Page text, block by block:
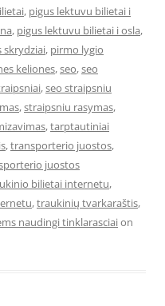
, pigus lektuvu bilietai i
, pigus lektuvu bilietai i osla,
skrydziai, pirmo lygio
keliones,seo,seo
,seo straipsniu
,straipsniu rasymas,
,tarptautiniai
,transporterio juostos,
juostos
bilietai internetu,
,traukinių tvarkaraštis,
naudingi tinklarasciaion